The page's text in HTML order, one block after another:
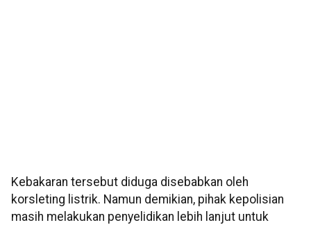
Kebakaran tersebut diduga disebabkan oleh
korsleting listrik. Namun demikian, pihak kepolisian
masih melakukan penyelidikan lebih lanjut untuk